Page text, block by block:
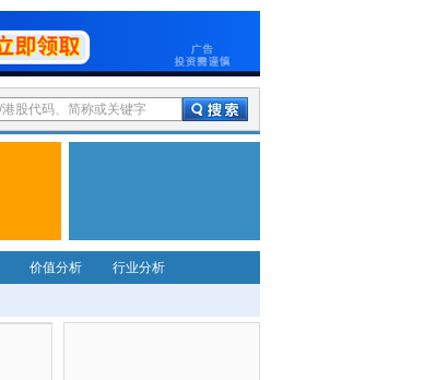
价值分析 行业分析